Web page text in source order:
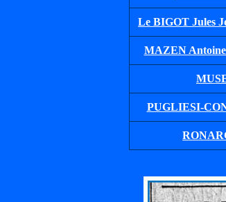
Le BIGOT Jules
MAZEN Antoine
PUGLIESI-